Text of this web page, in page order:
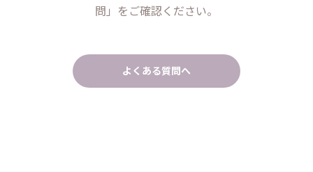
問」をご確認ください。
よくある質問へ